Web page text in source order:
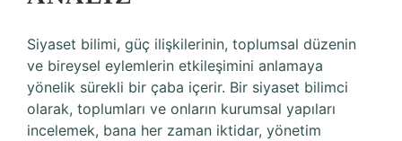
Siyaset bilimi, güç ilişkilerinin, toplumsal düzenin
ve bireysel eylemlerin etkileşimini anlamaya
yönelik sürekli bir çaba içerir. Bir siyaset bilimci
olarak, toplumları ve onların kurumsal yapıları
incelemek, bana her zaman iktidar, yönetim